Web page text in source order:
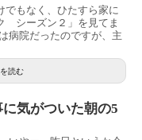
もなく、ひたすら家に
シーズン２」を見てま
病院だったのですが、主
読む
気がついた朝の5